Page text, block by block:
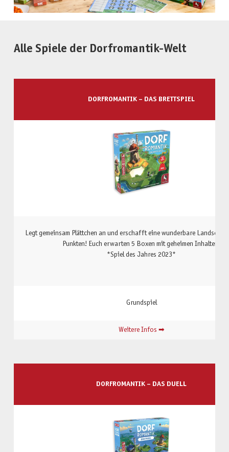
Alle Spiele der Dorfromantik-Welt
DORFROMANTIK – DAS BRETTSPIEL
Legt gemeinsam Plättchen an und erschafft eine wunderbare
Punkten! Euch erwarten 5 Boxen mit geheimen Inhalten.
*Spiel des Jahres 2023*
Grundspiel
Weitere Infos ➡
DORFROMANTIK – DAS DUELL